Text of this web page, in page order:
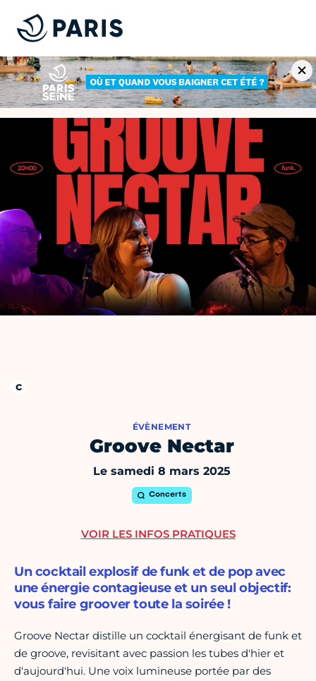
ÉVÈNEMENT
Groove Nectar
Le samedi 8 mars 2025
Concerts
Un cocktail explosif de funk et de pop avec
une énergie contagieuse et un seul objectif:
vous faire groover toute la soirée !
Groove Nectar distille un cocktail énergisant de funk et
de groove, revisitant avec passion les tubes d'hier et
d'aujourd'hui. Une voix lumineuse portée par des
VOIR LES INFOS PRATIQUES